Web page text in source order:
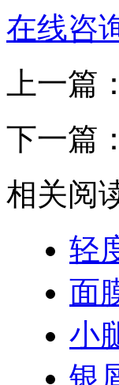
在线咨
上一篇：
下一篇：
相关阅
轻
面
小
银